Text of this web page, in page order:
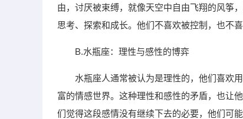
由，讨厌被束缚，就像天空中自由飞翔的风筝
思考、探索和成长。他们不喜欢被控制，也不
B.水瓶座：理性与感性的博弈
水瓶座人通常被认为是理性的，他们喜欢
富的情感世界。这种理性和感性的矛盾，也让
们觉得这段感情没有继续下去的必要，他们可